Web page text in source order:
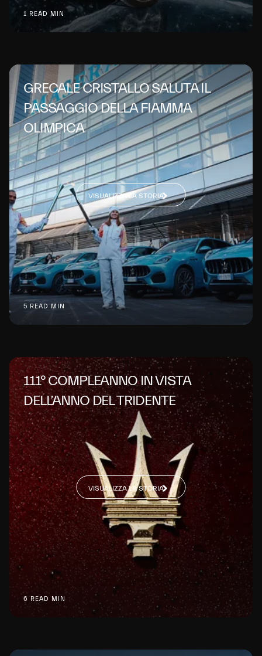
1 READ MIN
GRECALE CRISTALLO SALUTA IL
PASSAGGIO DELLA FIAMMA
OLIMPICA
5 READ MIN
VISUALIZZA LA STORIA
111° COMPLEANNO IN VISTA
DELL’ANNO DEL TRIDENTE
6 READ MIN
VISUALIZZA LA STORIA